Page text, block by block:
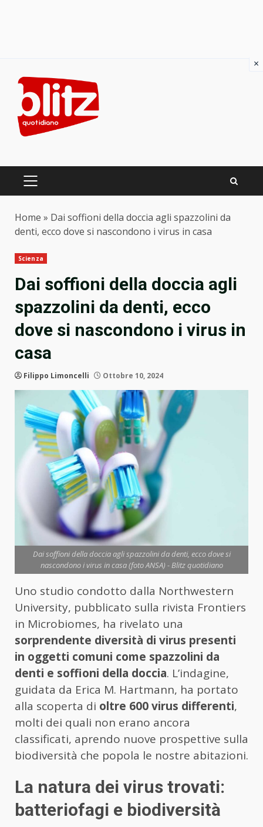
content
PRIMARY
Home » Dai soffioni della doccia agli spazzolini da
denti, ecco dove si nascondono i virus in casa
Scienza
Dai soffioni della doccia agli
spazzolini da denti, ecco
dove si nascondono i virus in
casa
Filippo Limoncelli Ottobre 10, 2024
Dai soffioni della doccia agli spazzolini da denti, ecco dove si
nascondono i virus in casa (foto ANSA) - Blitz quotidiano
Uno studio condotto dalla Northwestern
University, pubblicato sulla rivista Frontiers
in Microbiomes, ha rivelato una
sorprendente diversità di virus presenti
in oggetti comuni come spazzolini da
denti e soffioni della doccia. L’indagine,
guidata da Erica M. Hartmann, ha portato
alla scoperta di oltre 600 virus differenti,
molti dei quali non erano ancora
classificati, aprendo nuove prospettive sulla
biodiversità che popola le nostre abitazioni.
La natura dei virus trovati:
batteriofagi e biodiversità
×